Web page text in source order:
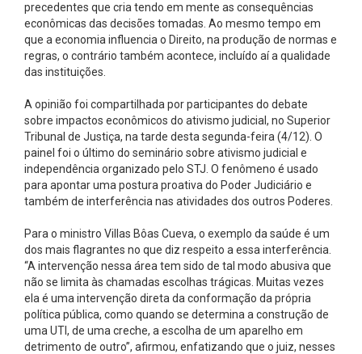
precedentes que cria tendo em mente as consequências
econômicas das decisões tomadas. Ao mesmo tempo em
que a economia influencia o Direito, na produção de normas e
regras, o contrário também acontece, incluído aí a qualidade
das instituições.
A opinião foi compartilhada por participantes do debate
sobre impactos econômicos do ativismo judicial, no Superior
Tribunal de Justiça, na tarde desta segunda-feira (4/12). O
painel foi o último do seminário sobre ativismo judicial e
independência organizado pelo STJ. O fenômeno é usado
para apontar uma postura proativa do Poder Judiciário e
também de interferência nas atividades dos outros Poderes.
Para o ministro Villas Bôas Cueva, o exemplo da saúde é um
dos mais flagrantes no que diz respeito a essa interferência.
“A intervenção nessa área tem sido de tal modo abusiva que
não se limita às chamadas escolhas trágicas. Muitas vezes
ela é uma intervenção direta da conformação da própria
política pública, como quando se determina a construção de
uma UTI, de uma creche, a escolha de um aparelho em
detrimento de outro”, afirmou, enfatizando que o juiz, nesses